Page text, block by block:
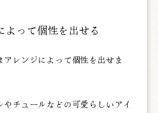
よって個性を出せる
アレンジによって個性を出せま
やチュールなどの可愛らしいアイ